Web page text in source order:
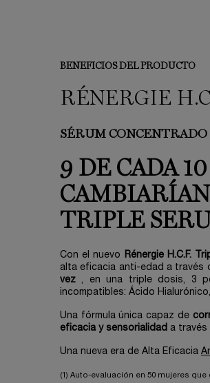
BENEFICIOS DEL PRODUCTO
RÉNERGIE
SÉRUM
9 DE CADA
TRIPLE
Con el nuevo Rénergie H.C.F.
alta eficacia anti-edad a través
vez
, en una triple dosis, 3
incompatibles: Ácido
Una fórmula única capaz de
eficacia y sensorialidad a través
Una nueva era de Alta Eficacia
(1) Auto-evaluación en 50 mujeres